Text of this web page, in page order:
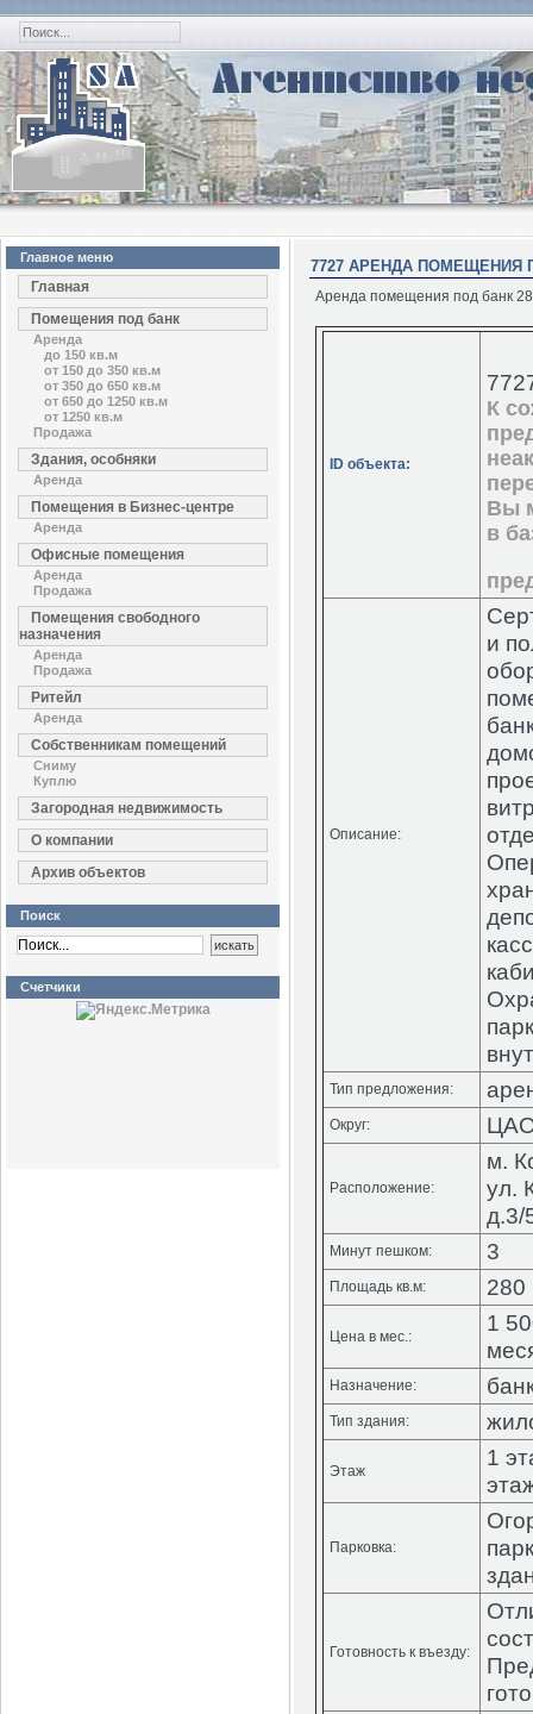
Главное меню
Главная
Помещения под банк
Аренда
до 150 кв.м
от 150 до 350 кв.м
от 350 до 650 кв.м
от 650 до 1250 кв.м
от 1250 кв.м
Продажа
Здания, особняки
Аренда
Помещения в Бизнес-центре
Аренда
Офисные помещения
Аренда
Продажа
Помещения свободного
назначения
Аренда
Продажа
Ритейл
Аренда
Собственникам помещений
Сниму
Куплю
Загородная недвижимость
О компании
Архив объектов
Поиск
Счетчики
7727 АРЕНДА ПОМЕЩЕНИЯ
Аренда помещения под банк
ID объекта:
К
Вы
в
Описание:
и
Тип предложения:
Округ:
Расположение:
м.
ул.
д.3/
Минут пешком: 3
Площадь кв.м: 280
Цена в мес.:
1
Назначение:
Тип здания:
Этаж
1
Парковка:
Готовность к въезду: